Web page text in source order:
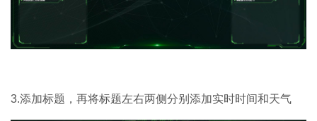
3.添加标题，再将标题左右两侧分别添加实时时间和天气